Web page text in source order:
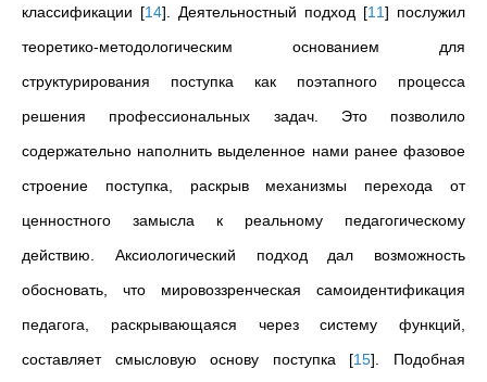
классификации [14] . Деятельностный подход [11] послужил
теоретико-методологическим основанием для
структурирования поступка как поэтапного процесса
решения профессиональных задач. Это позволило
содержательно наполнить выделенное нами ранее фазовое
строение поступка, раскрыв механизмы перехода от
ценностного замысла к реальному педагогическому
действию. Аксиологический подход дал возможность
обосновать, что мировоззренческая самоидентификация
педагога, раскрывающаяся через систему функций,
составляет смысловую основу поступка [15] . Подобная